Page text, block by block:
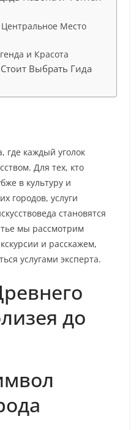
Место
и Красота
Выбрать Гида
где каждый уголок
Для тех, кто
в культуру и
городов, услуги
становятся
мы рассмотрим
и расскажем,
услугами эксперта.
до